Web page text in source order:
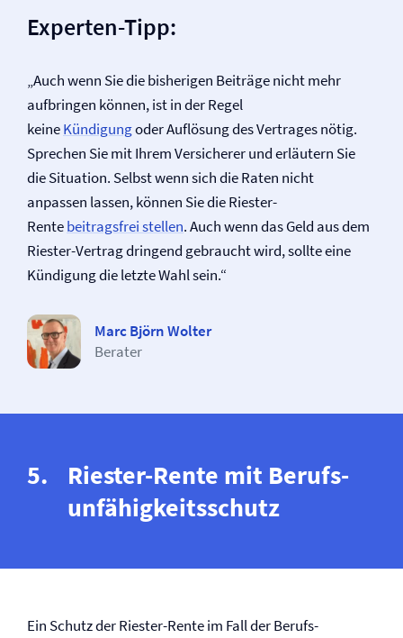
Experten-Tipp:
„Auch wenn Sie die bisherigen Beiträge nicht mehr
aufbringen können, ist in der Regel
keineKündigungoder Auflösung des Vertrages nötig.
Sprechen Sie mit Ihrem Versicherer und erläutern Sie
die Situation. Selbst wenn sich die Raten nicht
anpassen lassen, können Sie die Riester-
Rentebeitragsfrei stellen. Auch wenn das Geld aus dem
Riester-Vertrag dringend gebraucht wird, sollte eine
Kündigung die letzte Wahl sein.“
Marc Björn Wolter
Berater
Riester-Rente mit Berufs­
unfähigkeitsschutz
Ein Schutz der Riester-Rente im Fall der Berufs­